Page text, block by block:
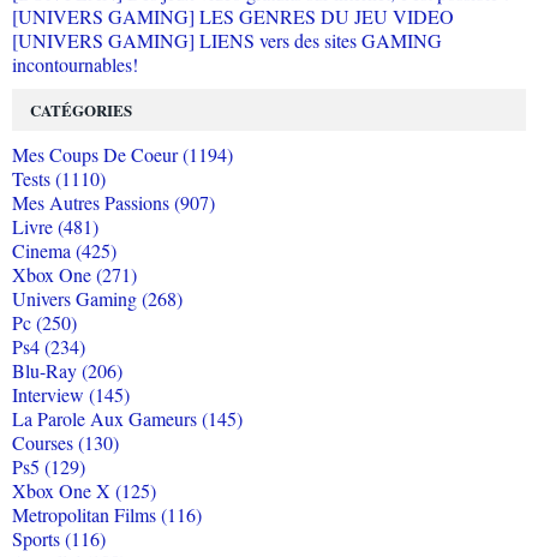
[UNIVERS GAMING] LES GENRES DU JEU VIDEO
[UNIVERS GAMING] LIENS vers des sites GAMING
incontournables!
CATÉGORIES
Mes Coups De Coeur (1194)
Tests (1110)
Mes Autres Passions (907)
Livre (481)
Cinema (425)
Xbox One (271)
Univers Gaming (268)
Pc (250)
Ps4 (234)
Blu-Ray (206)
Interview (145)
La Parole Aux Gameurs (145)
Courses (130)
Ps5 (129)
Xbox One X (125)
Metropolitan Films (116)
Sports (116)